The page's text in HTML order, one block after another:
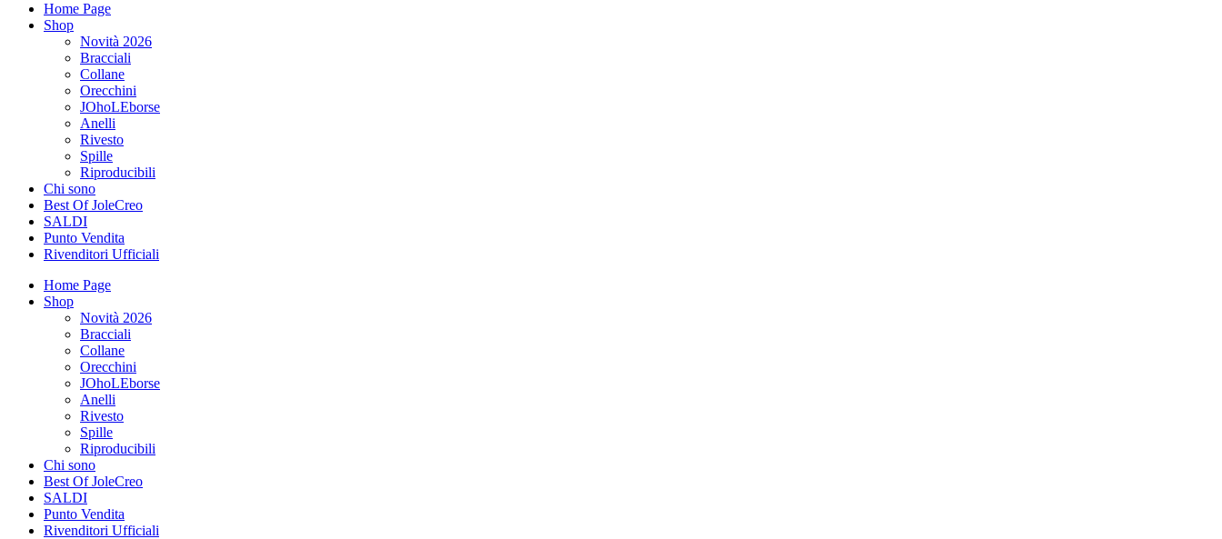
Home Page
Shop
Novità 2026
Bracciali
Collane
Orecchini
JOhoLEborse
Anelli
Rivesto
Spille
Riproducibili
Chi sono
Best Of JoleCreo
SALDI
Punto Vendita
Rivenditori Ufficiali
Home Page
Shop
Novità 2026
Bracciali
Collane
Orecchini
JOhoLEborse
Anelli
Rivesto
Spille
Riproducibili
Chi sono
Best Of JoleCreo
SALDI
Punto Vendita
Rivenditori Ufficiali